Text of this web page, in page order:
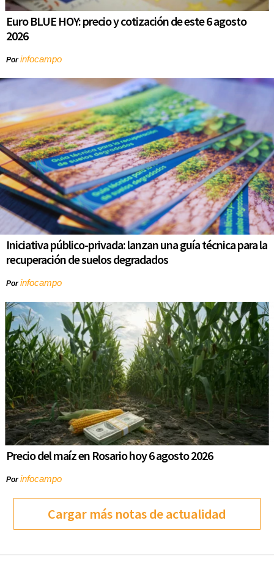
Euro BLUE HOY: precio y cotización de este 6 agosto
2026
Porinfocampo
Iniciativa público-privada: lanzan una guía técnica para la
recuperación de suelos degradados
Porinfocampo
Precio del maíz en Rosario hoy 6 agosto 2026
Porinfocampo
Cargar más notas de actualidad